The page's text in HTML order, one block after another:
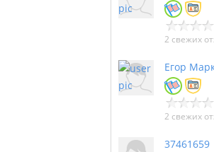
2 свежих
Егор
2 свежих
37461659